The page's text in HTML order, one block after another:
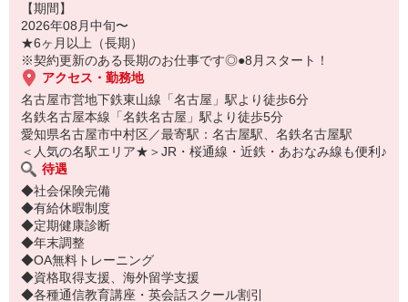
【期間】
2026年08月中旬〜
★6ヶ月以上（長期）
※契約更新のある長期のお仕事です◎●8月スタート！
アクセス・勤務地
名古屋市営地下鉄東山線「名古屋」駅より徒歩6分
名鉄名古屋本線「名鉄名古屋」駅より徒歩5分
愛知県名古屋市中村区／最寄駅：名古屋駅、名鉄名古屋駅
＜人気の名駅エリア★＞JR・桜通線・近鉄・あおなみ線も便利♪
待遇
◆社会保険完備
◆有給休暇制度
◆定期健康診断
◆年末調整
◆OA無料トレーニング
◆資格取得支援、海外留学支援
◆各種通信教育講座・英会話スクール割引